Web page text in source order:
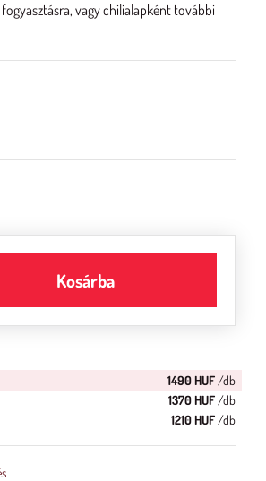
vagy chilialapként további
Kosárba
1490 HUF /db
1370 HUF /db
1210 HUF /db